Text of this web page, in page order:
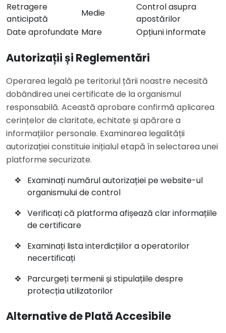
Retragere
anticipată
Medie
Control asupra
apostărilor
Date aprofundate Mare Opțiuni informate
Autorizații și Reglementări
Operarea legală pe teritoriul țării noastre necesită
dobândirea unei certificate de la organismul
responsabilă. Această aprobare confirmă aplicarea
cerințelor de claritate, echitate și apărare a
informațiilor personale. Examinarea legalității
autorizației constituie inițialul etapă în selectarea unei
platforme securizate.
Examinați numărul autorizației pe website-ul
organismului de control
Verificați că platforma afișează clar informațiile
de certificare
Examinați lista interdicțiilor a operatorilor
necertificați
Parcurgeți termenii și stipulațiile despre
protecția utilizatorilor
Alternative de Plată Accesibile